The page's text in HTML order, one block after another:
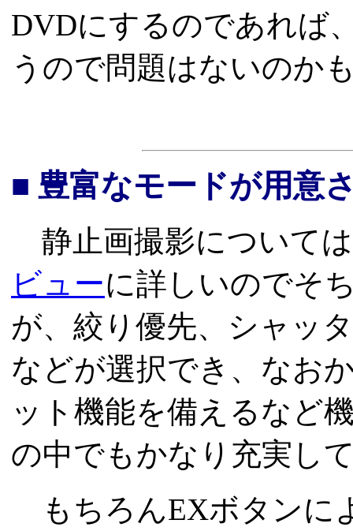
DVDにするのであれば
うので問題はないの
■ 豊富なモードが用意
静止画撮影について
ビューに詳しいのでそ
が、絞り優先、シャッ
などが選択でき、なお
ット機能を備えるなど
の中でもかなり充実し
もちろんEXボタンに